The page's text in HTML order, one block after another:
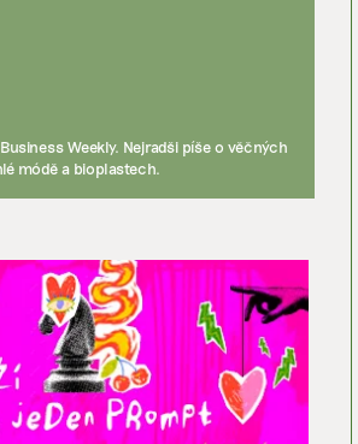
Weekly. Nejradši píše o věčných
módě a bioplastech.